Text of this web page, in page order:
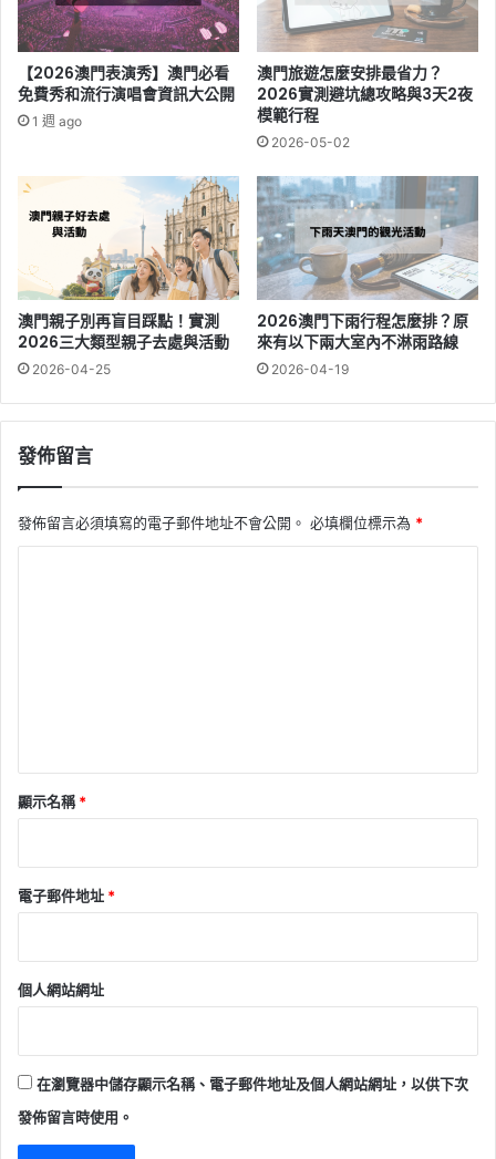
飯
店
與
避
雷
指
【2026澳門表演秀】澳門必看
免費秀和流行演唱會資訊大公開
1 週 ago
澳門旅遊怎麼安排最省力？
2026實測避坑總攻略與3天2夜
模範行程
2026-05-02
澳門親子別再盲目踩點！實測
2026三大類型親子去處與活動
2026-04-25
2026澳門下雨行程怎麼排？原
來有以下兩大室內不淋雨路線
2026-04-19
發佈留言
發佈留言必須填寫的電子郵件地址不會公開。 必填欄位標示為 *
顯示名稱*
電子郵件地址 *
個人網站網址
在瀏覽器中儲存顯示名稱、電子郵件地址及個人網站網址，以供下次
發佈留言時使用。